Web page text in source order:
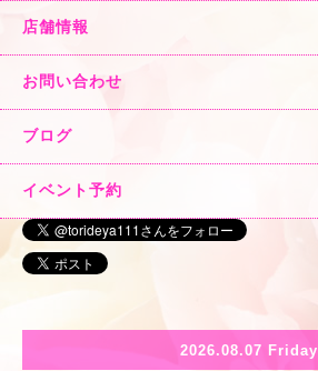
店舗情報
お問い合わせ
ブログ
イベント予約
2026.08.07 Friday